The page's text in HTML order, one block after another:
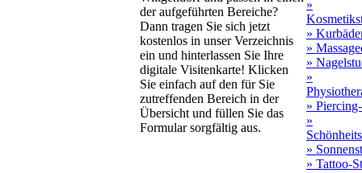
der aufgeführten Bereiche?
Dann tragen Sie sich jetzt
kostenlos in unser Verzeichnis
ein und hinterlassen Sie Ihre
digitale Visitenkarte! Klicken
Sie einfach auf den für Sie
zutreffenden Bereich in der
Übersicht und füllen Sie das
Formular sorgfältig aus.
»
»
»
»
»
»
»
»
» Tattoo-